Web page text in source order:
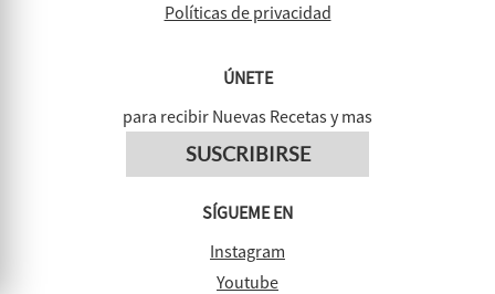
Políticas de privacidad
ÚNETE
para recibir Nuevas Recetas y mas
SUSCRIBIRSE
SÍGUEME EN
Instagram
Youtube